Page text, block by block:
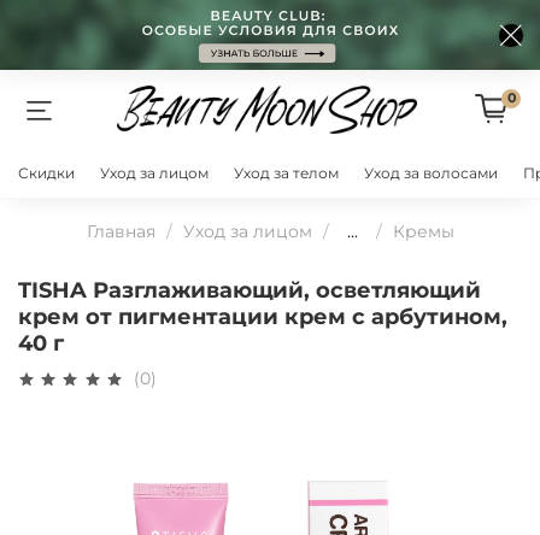
0
Скидки Уход за лицом Уход за телом Уход за волосами
Главная Уход за лицом ... Кремы
TISHA Разглаживающий, осветляющий
крем от пигментации крем с арбутином,
40 г
(0)